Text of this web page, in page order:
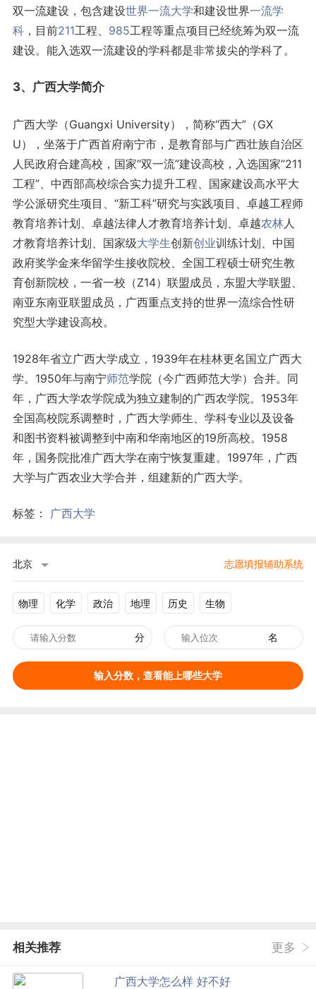
双一流建设，包含建设世界一流大学和建设世界一流学
科，目前211工程、 985工程等重点项目已经统筹为双一流
建设。能入选双一流建设的学科都是非常拔尖的学科了。
3、广西大学简介
广西大学（Guangxi University），简称“西大”（GX
U），坐落于广西首府南宁市，是教育部与广西壮族自治区
人民政府合建高校，国家“双一流”建设高校，入选国家“211
工程”、中西部高校综合实力提升工程、国家建设高水平大
学公派研究生项目、“新工科”研究与实践项目、卓越工程师
教育培养计划、卓越法律人才教育培养计划、卓越农林人
才教育培养计划、国家级大学生创新创业训练计划、中国
政府奖学金来华留学生接收院校、全国工程硕士研究生教
育创新院校，一省一校（Z14）联盟成员，东盟大学联盟、
南亚东南亚联盟成员，广西重点支持的世界一流综合性研
究型大学建设高校。
1928年省立广西大学成立，1939年在桂林更名国立广西大
学。1950年与南宁师范学院（今广西师范大学）合并。同
年，广西大学农学院成为独立建制的广西农学院。1953年
全国高校院系调整时，广西大学师生、学科专业以及设备
和图书资料被调整到中南和华南地区的19所高校。1958
年，国务院批准广西大学在南宁恢复重建。1997年，广西
大学与广西农业大学合并，组建新的广西大学。
标签： 广西大学
北京 志愿填报辅助系统
物理 化学 政治 地理 历史 生物
分 名
输入分数，查看能上哪些大学
相关推荐 更多
广西大学怎么样 好不好